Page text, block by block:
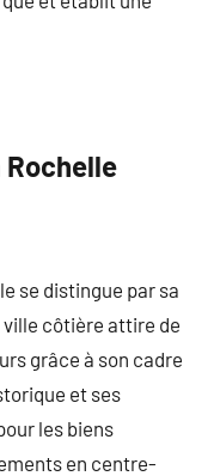
se distingue par sa
côtière attire de
grâce à son cadre
et ses
les biens
en centre-